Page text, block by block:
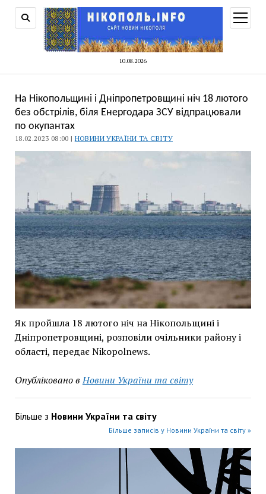
10.08.2026
меню
На Нікопольщині і Дніпропетровщині ніч 18 лютого
без обстрілів, біля Енергодара ЗСУ відпрацювали
по окупантах
18.02.2023 08:00 | НОВИНИ УКРАЇНИ ТА СВІТУ
Як пройшла 18 лютого ніч на Нікопольщині і
Дніпропетровщині, розповіли очільники району і
області, передає Nikopolnews.
Опубліковано в Новини України та світу
Більше з Новини України та світу
Більше записів у Новини України та світу »